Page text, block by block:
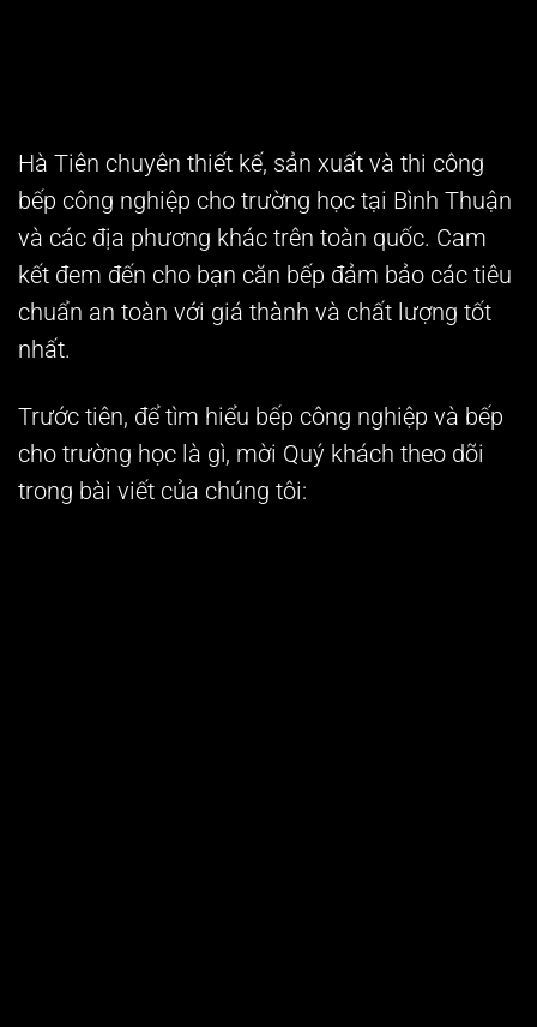
Hà Tiên chuyên thiết kế, sản xuất và thi công
bếp công nghiệp cho trường học tại Bình Thuận
và các địa phương khác trên toàn quốc. Cam
kết đem đến cho bạn căn bếp đảm bảo các tiêu
chuẩn an toàn với giá thành và chất lượng tốt
nhất.
Trước tiên, để tìm hiểu bếp công nghiệp và bếp
cho trường học là gì, mời Quý khách theo dõi
trong bài viết của chúng tôi: